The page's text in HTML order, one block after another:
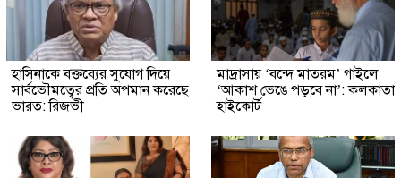
হাসিনাকে বক্তব্যের সুযোগ দিয়ে
সার্বভৌমত্বের প্রতি অপমান করেছে
ভারত: রিজভী
মাদ্রাসায় ‘বন্দে মাতরম’ গাইলে
‘আকাশ ভেঙে পড়বে না’: কলকাতা
হাইকোর্ট